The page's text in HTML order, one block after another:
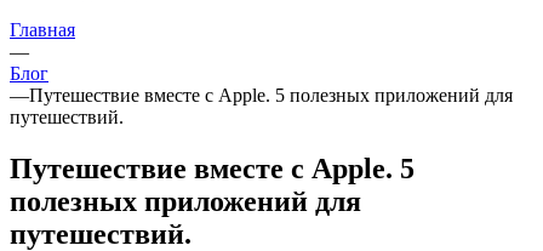
Главная
—
Блог
—Путешествие вместе с Apple. 5 полезных приложений для
путешествий.
Путешествие вместе с Apple. 5
полезных приложений для
путешествий.